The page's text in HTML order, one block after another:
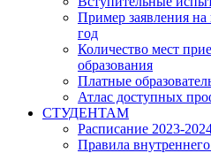
Пример заявления
год
Количество мест
образования
Платные
Атлас доступных
СТУДЕНТАМ
Расписание 2023-
Правила